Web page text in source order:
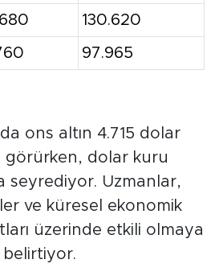
130.620
97.965
ons altın 4.715 dolar
görürken, dolar kuru
seyrediyor. Uzmanlar,
ve küresel ekonomik
üzerinde etkili olmaya
belirtiyor.